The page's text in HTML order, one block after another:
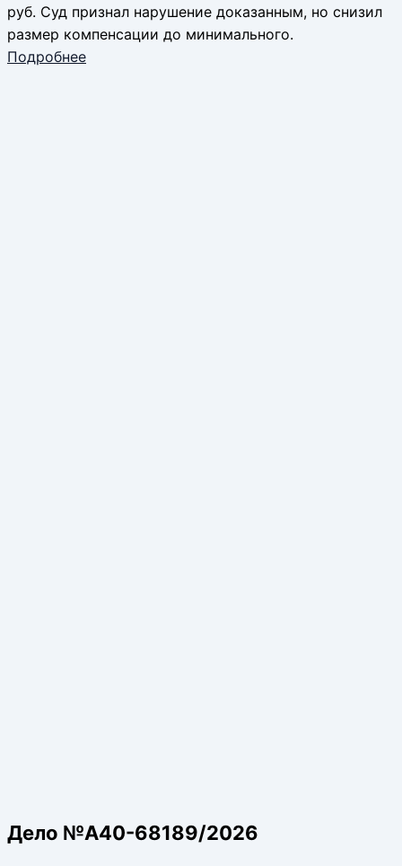
руб. Суд признал нарушение доказанным, но снизил
размер компенсации до минимального.
Подробнее
Дело №А40-68189/2026